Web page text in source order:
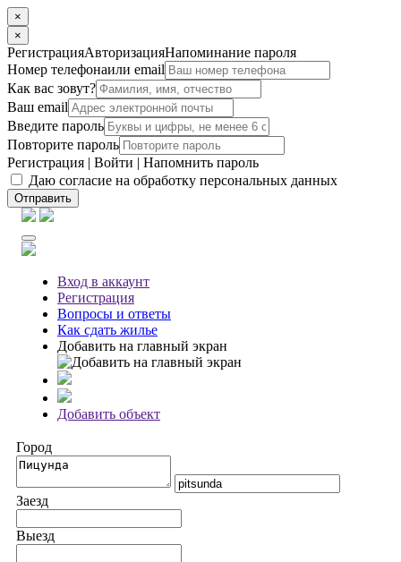
×
×
РегистрацияАвторизацияНапоминание пароля
Номер телефонаили email
Как вас зовут?
Ваш email
Введите пароль
Повторите пароль
Регистрация | Войти | Напомнить пароль
Даю согласие на обработку персональных данных
Отправить
Вход в аккаунт
Регистрация
Вопросы и ответы
Как сдать жилье
Добавить на главный экран
Добавить объект
Город
Заезд
Выезд